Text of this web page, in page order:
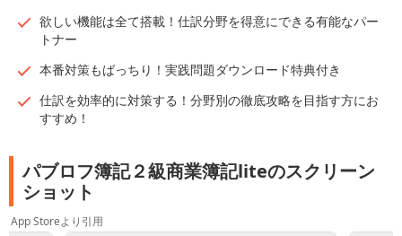
欲しい機能は全て搭載！仕訳分野を得意にできる有能なパー
トナー
本番対策もばっちり！実践問題ダウンロード特典付き
仕訳を効率的に対策する！分野別の徹底攻略を目指す方にお
すすめ！
パブロフ簿記２級商業簿記liteのスクリーン
ショット
App Storeより引用